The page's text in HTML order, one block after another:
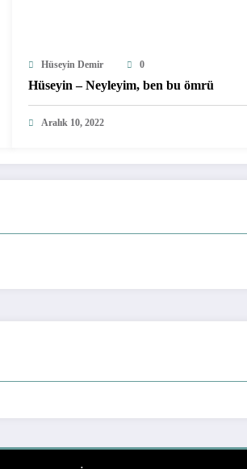
Hüseyin Demir 0
Hüseyin – Neyleyim, ben bu ömrü
Aralık 10, 2022